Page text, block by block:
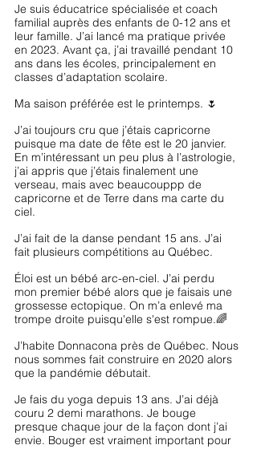
Je suis éducatrice spécialisée et coach
familial auprès des enfants de 0-12 ans et
leur famille. J’ai lancé ma pratique privée
en 2023. Avant ça, j’ai travaillé pendant 10
ans dans les écoles, principalement en
classes d’adaptation scolaire.
Ma saison préférée est le printemps. 🌷
J’ai toujours cru que j’étais capricorne
puisque ma date de fête est le 20 janvier.
En m’intéressant un peu plus à l’astrologie,
j’ai appris que j’étais finalement une
verseau, mais avec beaucouppp de
capricorne et de Terre dans ma carte du
ciel.
J’ai fait de la danse pendant 15 ans. J’ai
fait plusieurs compétitions au Québec.
Éloi est un bébé arc-en-ciel. J’ai perdu
mon premier bébé alors que je faisais une
grossesse ectopique. On m’a enlevé ma
trompe droite puisqu'elle s'est rompue.🌈
J’habite Donnacona près de Québec. Nous
nous sommes fait construire en 2020 alors
que la pandémie débutait.
Je fais du yoga depuis 13 ans. J’ai déjà
couru 2 demi marathons. Je bouge
presque chaque jour de la façon dont j’ai
envie. Bouger est vraiment important pour